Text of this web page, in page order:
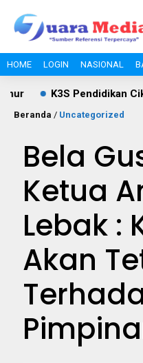
HOME LOGIN NASIONAL
K3S Pendidikan Cikulur
Beranda / Uncategorized
Bela
Ketua
Lebak :
Akan